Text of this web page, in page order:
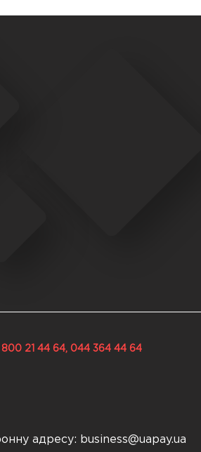
21 44 64, 044 364 44 64
адресу: business@uapay.ua